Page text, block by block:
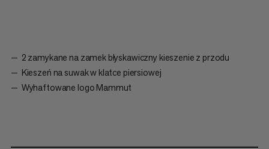
2 zamykane na zamek błyskawiczny kieszenie z przodu
Kieszeń na suwak w klatce piersiowej
Wyhaftowane logo Mammut